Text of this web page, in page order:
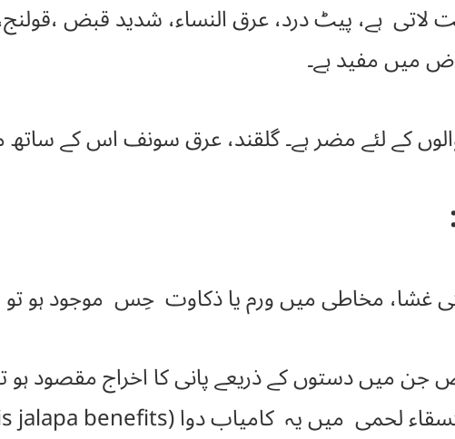
لاتی ہے، پیٹ درد، عرق النساء، شدید قبض
میں مفید ہے۔
کے لئے مضر ہے۔ گلقند، عرق سونف اس کے ساتھ
غشا، مخاطی میں ورم یا ذکاوت حِس موجود ہو تو
جن میں دستوں کے ذریعے پانی کا اخراج مقصود ہو